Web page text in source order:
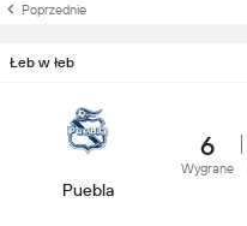
Poprzednie
Łeb w łeb
Puebla
6
Wygrane